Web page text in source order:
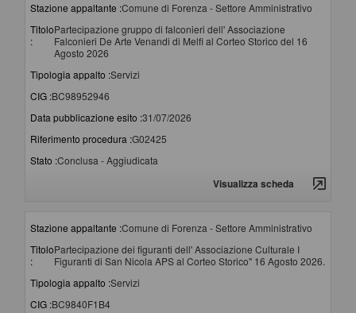
Stazione appaltante :Comune di Forenza - Settore Amministrativo
Titolo
:
Partecipazione gruppo di falconieri dell' Associazione
Falconieri De Arte Venandi di Melfi al Corteo Storico del 16
Agosto 2026
Tipologia appalto :Servizi
CIG :BC98952946
Data pubblicazione esito :31/07/2026
Riferimento procedura :G02425
Stato :Conclusa - Aggiudicata
Visualizza scheda
Stazione appaltante :Comune di Forenza - Settore Amministrativo
Titolo
:
Partecipazione dei figuranti dell' Associazione Culturale I
Figuranti di San Nicola APS al Corteo Storico" 16 Agosto 2026.
Tipologia appalto :Servizi
CIG :BC9840F1B4